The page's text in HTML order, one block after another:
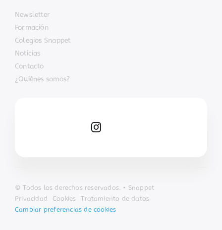
Newsletter
Formación
Colegios Snappet
Noticias
Contacto
¿Quiénes somos?
© Todos los derechos reservados. • Snappet
Privacidad
Cookies Tratamiento de datos
Cambiar preferencias de cookies